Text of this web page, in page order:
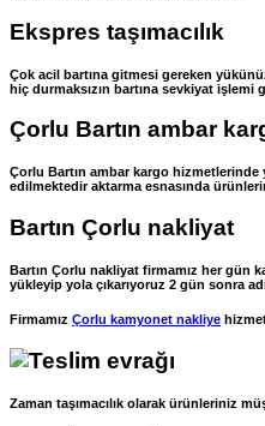
Ekspres taşımacılık
Çok acil bartına gitmesi gereken
hiç durmaksızın bartına sevkiyat işlemi
Çorlu Bartın ambar
Çorlu Bartın ambar kargo hizmetlerinde
edilmektedir aktarma esnasında
Bartın Çorlu nakliyat
Bartın Çorlu nakliyat firmamız her gün
yükleyip yola çıkarıyoruz 2 gün sonra
Firmamız Çorlu kamyonet nakliye
Zaman taşımacılık olarak ürünleriniz